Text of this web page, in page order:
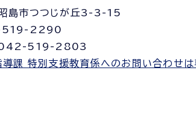
市つつじが丘3-3-15
519-2290
：042-519-2803
課 特別支援教育係へのお問い合わせは